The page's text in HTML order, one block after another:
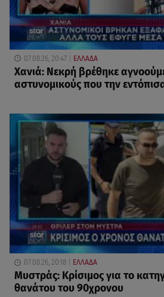
07.08.26, 20:47 ΕΛΛΑΔΑ
Χανιά: Νεκρή βρέθηκε
αστυνομικούς που την
07.08.26, 20:18 ΕΛΛΑΔΑ
Μυστράς: Κρίσιμος για το
θανάτου του 90χρονου